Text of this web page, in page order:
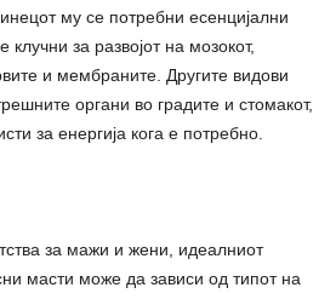
му се потребни есенцијални
клучни за развојот на мозокот,
и мембраните. Другите видови
органи во градите и стомакот,
за енергија кога е потребно.
за мажи и жени, идеалниот
масти може да зависи од типот на